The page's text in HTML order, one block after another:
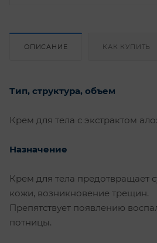
ОПИСАНИЕ КАК КУПИТЬ
Тип, структура, объем
Крем для тела с экстрактом
Назначение
Крем для тела предотвращает
кожи, возникновение трещин.
Препятствует появлению
потницы.